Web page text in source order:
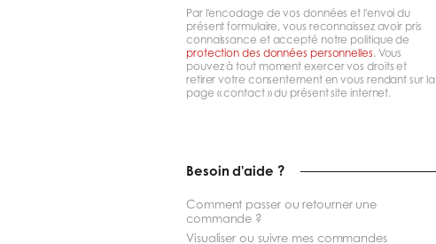
mail
Par l'encodage de vos données et l'envoi du
présent formulaire, vous reconnaissez avoir pris
connaissance et accepté notre politique de
protection des données personnelles. Vous
pouvez à tout moment exercer vos droits et
retirer votre consentement en vous rendant sur la
page « contact » du présent site internet.
Besoin d'aide ?
Comment passer ou retourner une
commande ?
Visualiser ou suivre mes commandes